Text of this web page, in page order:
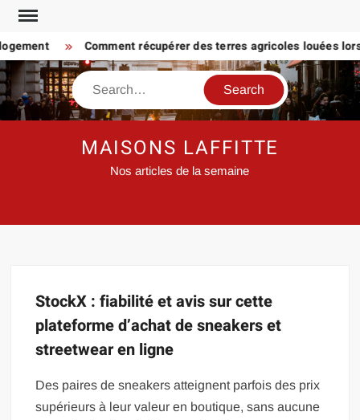
Skip
content
Comment récupérer des terres agricoles louées
Search
MAISONS LAFFITTE
Nos articles de la semaine
StockX : fiabilité et avis sur cette
plateforme d’achat de sneakers et
streetwear en ligne
Des paires de sneakers atteignent parfois des prix
supérieurs à leur valeur en boutique, sans aucune